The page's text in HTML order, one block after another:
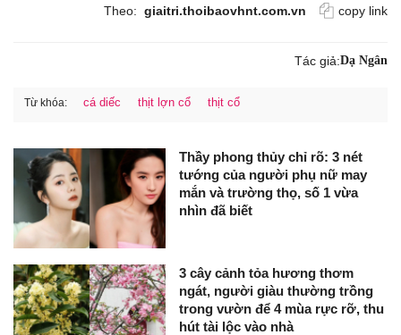
Theo: giaitri.thoibaovhnt.com.vn copy link
Tác giả:Dạ Ngân
Từ khóa: cá diếc thịt lợn cổ thịt cổ
Thầy phong thủy chỉ rõ: 3 nét
tướng của người phụ nữ may
mắn và trường thọ, số 1 vừa
nhìn đã biết
3 cây cảnh tỏa hương thơm
ngát, người giàu thường trồng
trong vườn để 4 mùa rực rỡ, thu
hút tài lộc vào nhà